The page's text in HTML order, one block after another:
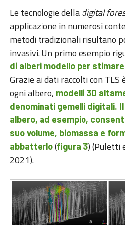
Le tecnologie delladigital
applicazione in numerosi
metodi tradizionali risultano
invasivi. Un primo esempio
di alberi modello per
Grazie ai dati raccolti con TLS
ogni albero, modelli 3D
denominati gemelli digitali.
albero, ad esempio,
suo volume, biomassa e
abbatterlo(figura 3) (Puletti
2021).